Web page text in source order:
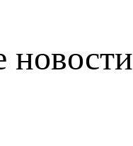
новости